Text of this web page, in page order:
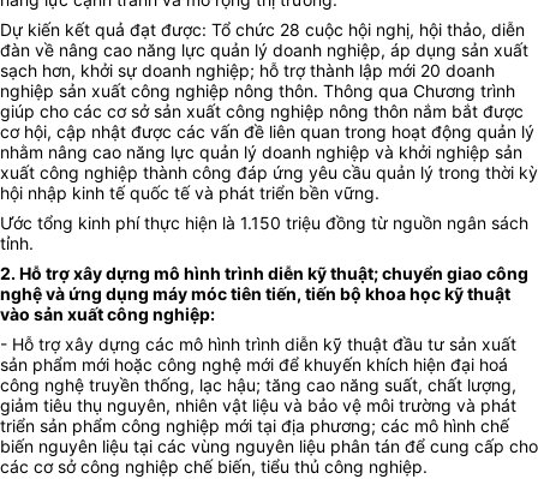
Dự kiến kết quả đạt được: Tổ chức 28 cuộc hội nghị, hội thảo, diễn
đàn về nâng cao năng lực quản lý doanh nghiệp, áp dụng sản xuất
sạch hơn, khởi sự doanh nghiệp; hỗ trợ thành lập mới 20 doanh
nghiệp sản xuất công nghiệp nông thôn. Thông qua Chương trình
giúp cho các cơ sở sản xuất công nghiệp nông thôn nắm bắt được
cơ hội, cập nhật được các vấn đề liên quan trong hoạt động quản lý
nhằm nâng cao năng lực quản lý doanh nghiệp và khởi nghiệp sản
xuất công nghiệp thành công đáp ứng yêu cầu quản lý trong thời kỳ
hội nhập kinh tế quốc tế và phát triển bền vững.
Ước tổng kinh phí thực hiện là 1.150 triệu đồng từ nguồn ngân sách
tỉnh.
2. Hỗ trợ xây dựng mô hình trình diễn kỹ thuật; chuyển giao công
nghệ và ứng dụng máy móc tiên tiến, tiến bộ khoa học kỹ thuật
vào sản xuất công nghiệp:
- Hỗ trợ xây dựng các mô hình trình diễn kỹ thuật đầu tư sản xuất
sản phẩm mới hoặc công nghệ mới để khuyến khích hiện đại hoá
công nghệ truyền thống, lạc hậu; tăng cao năng suất, chất lượng,
giảm tiêu thụ nguyên, nhiên vật liệu và bảo vệ môi trường và phát
triển sản phẩm công nghiệp mới tại địa phương; các mô hình chế
biến nguyên liệu tại các vùng nguyên liệu phân tán để cung cấp cho
các cơ sở công nghiệp chế biến, tiểu thủ công nghiệp.